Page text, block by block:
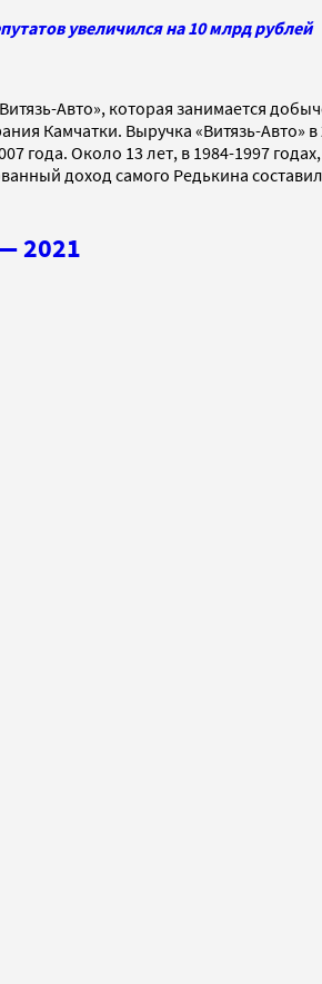
увеличился на 10 млрд рублей
Авто», которая занимается
Камчатки. Выручка «Витязь-
года. Около 13 лет, в 1984-1997
доход самого Редькина
2021